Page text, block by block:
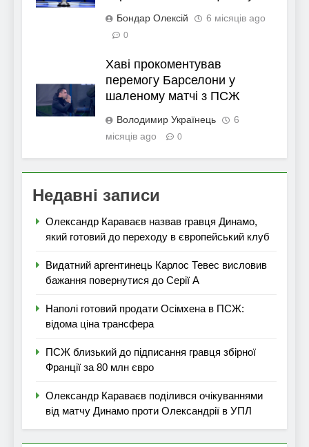
Бондар Олексій 6 місяців ago
0
Хаві прокоментував
перемогу Барселони у
шаленому матчі з ПСЖ
Володимир Українець
6
місяців ago
0
Недавні записи
Олександр Караваєв назвав гравця Динамо,
який готовий до переходу в європейський клуб
Видатний аргентинець Карлос Тевес висловив
бажання повернутися до Серії А
Наполі готовий продати Осімхена в ПСЖ:
відома ціна трансфера
ПСЖ близький до підписання гравця збірної
Франції за 80 млн євро
Олександр Караваєв поділився очікуваннями
від матчу Динамо проти Олександрії в УПЛ